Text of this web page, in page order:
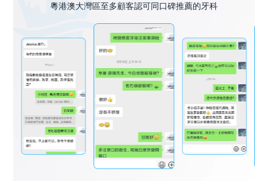
粵港澳大灣區至多顧客認可同口碑推薦的牙科